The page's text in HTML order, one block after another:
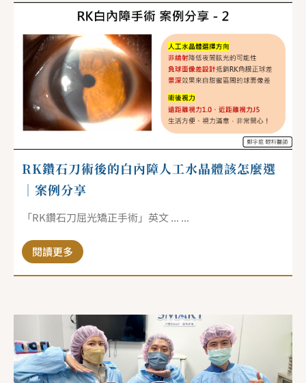
RK鑽石刀術後的白內障人工水晶體該怎麼選
｜案例分享
「RK鑽石刀屈光矯正手術」英文 ... ...
閱讀更多